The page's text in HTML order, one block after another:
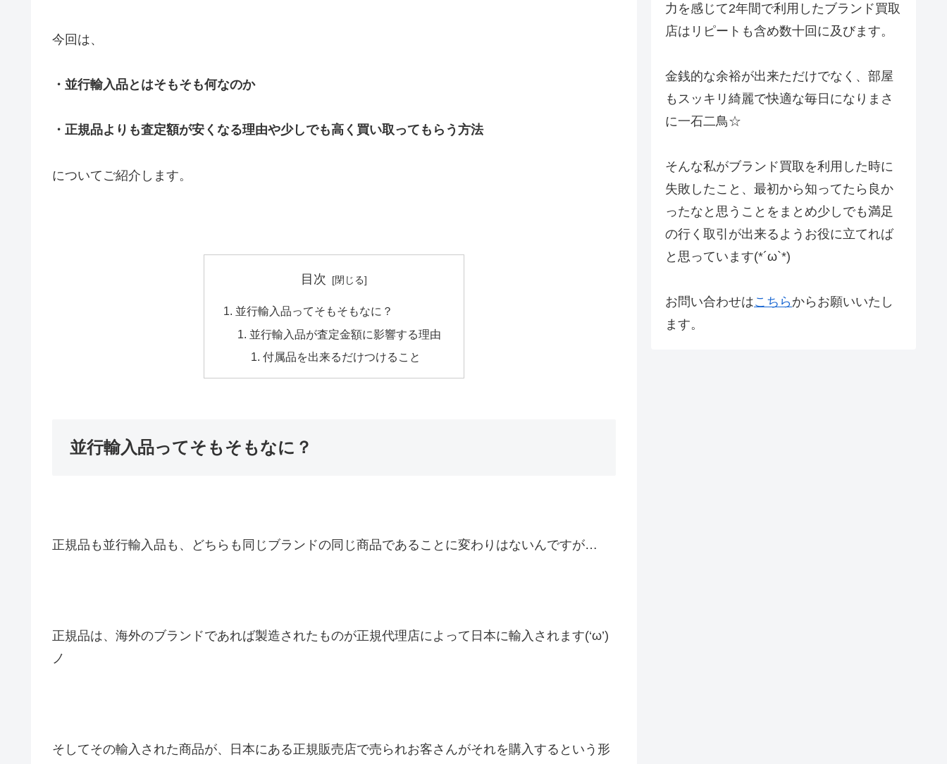
今回は、
・並行輸入品とはそもそも何なのか
・正規品よりも査定額が安くなる理由や少しでも高く買い取ってもらう方法
についてご紹介します。
目次
並行輸入品ってそもそもなに？
並行輸入品が査定金額に影響する理由
付属品を出来るだけつけること
並行輸入品ってそもそもなに？
正規品も並行輸入品も、どちらも同じブランドの同じ商品であることに変わりはないんですが…
正規品は、海外のブランドであれば製造されたものが正規代理店によって日本に輸入されます(‘ω’)
ノ
そしてその輸入された商品が、日本にある正規販売店で売られお客さんがそれを購入するという形
力を感じて2年間で利用したブランド買取
店はリピートも含め数十回に及びます。
金銭的な余裕が出来ただけでなく、部屋
もスッキリ綺麗で快適な毎日になりまさ
に一石二鳥☆
そんな私がブランド買取を利用した時に
失敗したこと、最初から知ってたら良か
ったなと思うことをまとめ少しでも満足
の行く取引が出来るようお役に立てれば
と思っています(*´ω`*)
お問い合わせはこちら からお願いいたし
ます。